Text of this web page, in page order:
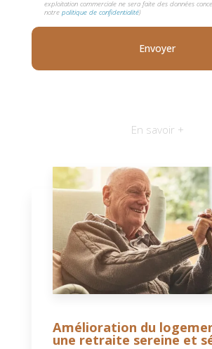
exploitation commerciale ne sera faite des données
notrepolitique de confidentialité)
En savoir +
Amélioration du
une retraite sereine et